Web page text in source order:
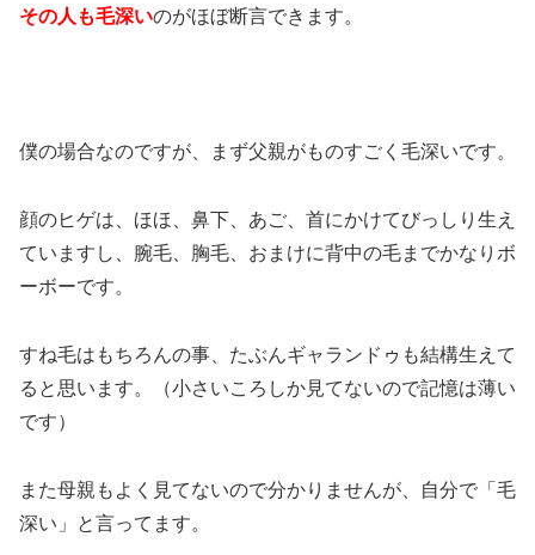
その人も毛深いのがほぼ断言できます。
僕の場合なのですが、まず父親がものすごく毛深いです。
顔のヒゲは、ほほ、鼻下、あご、首にかけてびっしり生え
ていますし、腕毛、胸毛、おまけに背中の毛までかなりボ
ーボーです。
すね毛はもちろんの事、たぶんギャランドゥも結構生えて
ると思います。（小さいころしか見てないので記憶は薄い
です）
また母親もよく見てないので分かりませんが、自分で「毛
深い」と言ってます。